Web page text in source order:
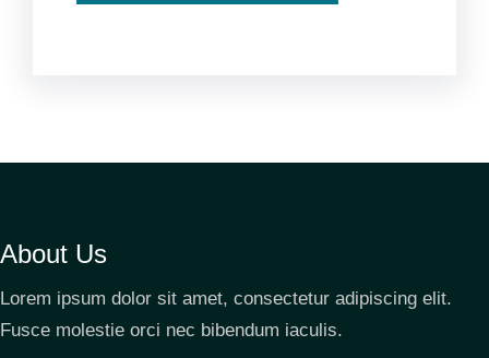
About Us
Lorem ipsum dolor sit amet, consectetur adipiscing elit.
Fusce molestie orci nec bibendum iaculis.